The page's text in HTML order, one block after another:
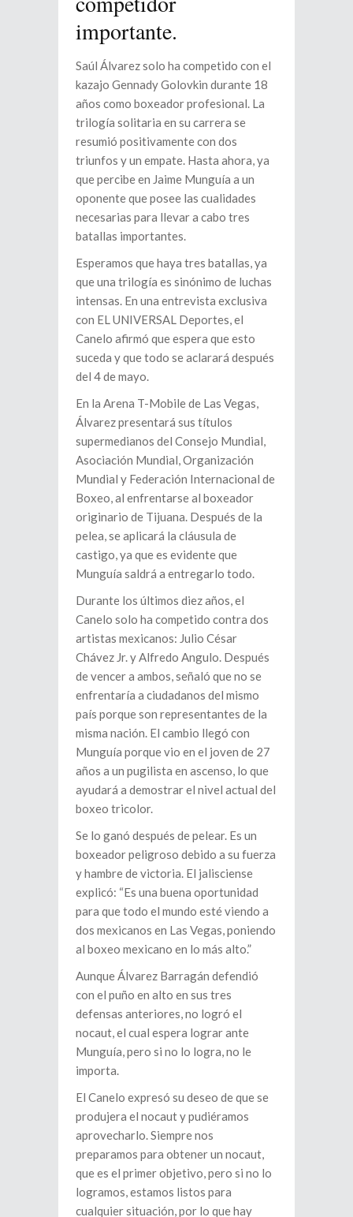
importante.
Saúl Álvarez solo ha competido con el
kazajo Gennady Golovkin durante 18
años como boxeador profesional. La
trilogía solitaria en su carrera se
resumió positivamente con dos
triunfos y un empate. Hasta ahora, ya
que percibe en Jaime Munguía a un
oponente que posee las cualidades
necesarias para llevar a cabo tres
batallas importantes.
Esperamos que haya tres batallas, ya
que una trilogía es sinónimo de luchas
intensas. En una entrevista exclusiva
con EL UNIVERSAL Deportes, el
Canelo afirmó que espera que esto
suceda y que todo se aclarará después
del 4 de mayo.
En la Arena T-Mobile de Las Vegas,
Álvarez presentará sus títulos
supermedianos del Consejo Mundial,
Asociación Mundial, Organización
Mundial y Federación Internacional de
Boxeo, al enfrentarse al boxeador
originario de Tijuana. Después de la
pelea, se aplicará la cláusula de
castigo, ya que es evidente que
Munguía saldrá a entregarlo todo.
Durante los últimos diez años, el
Canelo solo ha competido contra dos
artistas mexicanos: Julio César
Chávez Jr. y Alfredo Angulo. Después
de vencer a ambos, señaló que no se
enfrentaría a ciudadanos del mismo
país porque son representantes de la
misma nación. El cambio llegó con
Munguía porque vio en el joven de 27
años a un pugilista en ascenso, lo que
ayudará a demostrar el nivel actual del
boxeo tricolor.
Se lo ganó después de pelear. Es un
boxeador peligroso debido a su fuerza
y hambre de victoria. El jalisciense
explicó: “Es una buena oportunidad
para que todo el mundo esté viendo a
dos mexicanos en Las Vegas, poniendo
al boxeo mexicano en lo más alto.”
Aunque Álvarez Barragán defendió
con el puño en alto en sus tres
defensas anteriores, no logró el
nocaut, el cual espera lograr ante
Munguía, pero si no lo logra, no le
importa.
El Canelo expresó su deseo de que se
produjera el nocaut y pudiéramos
aprovecharlo. Siempre nos
preparamos para obtener un nocaut,
que es el primer objetivo, pero si no lo
logramos, estamos listos para
cualquier situación, por lo que hay